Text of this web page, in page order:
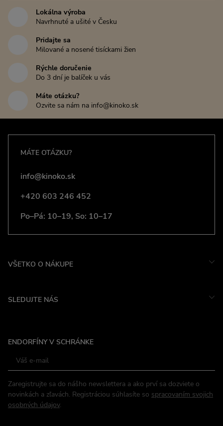
Lokálna výroba
Navrhnuté a ušité v Česku
Pridajte sa
Milované a nosené tisíckami žien
Rýchle doručenie
Do 3 dní je balíček u vás
Máte otázku?
Ozvite sa nám na info@kinoko.sk
MÁTE OTÁZKU?
info@kinoko.sk
+420 603 246 452
Po–Pá: 10–19, So: 10–17
VŠETKO O NÁKUPE
SLEDUJTE NÁS
Facebook
ENDORFÍNY V SCHRÁNKE
Zaregistrujte sa do nášho newslettera a ako prví sa dozviete o
novinkách a zľavách. Registráciou súhlasíte so spracovaním svojich
osobných údajov.